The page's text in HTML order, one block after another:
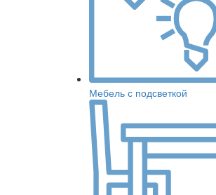
Мебель с подсветкой